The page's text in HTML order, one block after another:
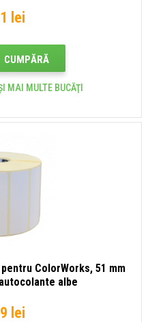
lei
CUMPĂRĂ
MAI MULTE BUCĂŢI
ColorWorks, 51 mm
albe
lei